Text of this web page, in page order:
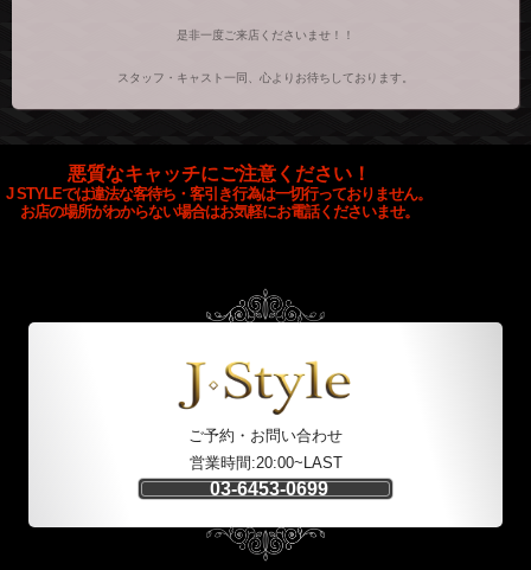
是非一度ご来店くださいませ！！
スタッフ・キャスト一同、心よりお待ちしております。
悪質なキャッチにご注意ください！
J STYLEでは違法な客待ち・客引き行為は一切行っておりません。
お店の場所がわからない場合はお気軽にお電話くださいませ。
ご予約・お問い合わせ
営業時間:20:00~LAST
03-6453-0699